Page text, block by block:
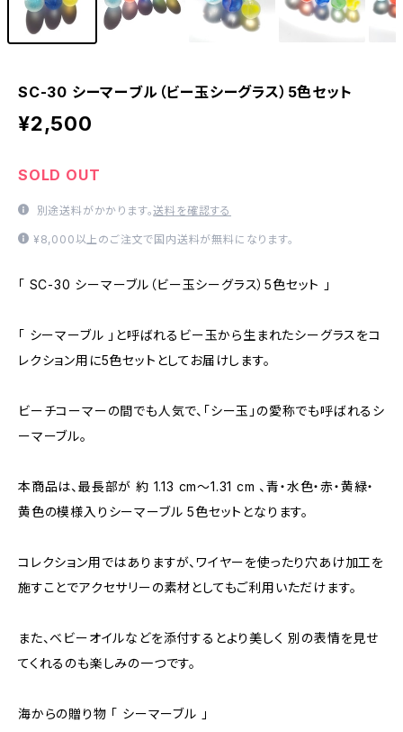
SC-30 シーマーブル（ビー玉シーグラス）5色セット
¥2,500
SOLD OUT
別途送料がかかります。送料を確認する
¥8,000以上のご注文で国内送料が無料になります。
「 SC-30 シーマーブル（ビー玉シーグラス）5色セット 」
「 シーマーブル 」と呼ばれるビー玉から生まれたシーグラスをコ
レクション用に5色セットとしてお届けします。
ビーチコーマーの間でも人気で、「シー玉」の愛称でも呼ばれるシ
ーマーブル。
本商品は、最長部が 約 1.13 cm～1.31 cm 、青・水色・赤・黄緑・
黄色の模様入りシーマーブル 5色セットとなります。
コレクション用ではありますが、ワイヤーを使ったり穴あけ加工を
施すことでアクセサリーの素材としてもご利用いただけます。
また、ベビーオイルなどを添付するとより美しく 別の表情を見せ
てくれるのも楽しみの一つです。
海からの贈り物 「 シーマーブル 」